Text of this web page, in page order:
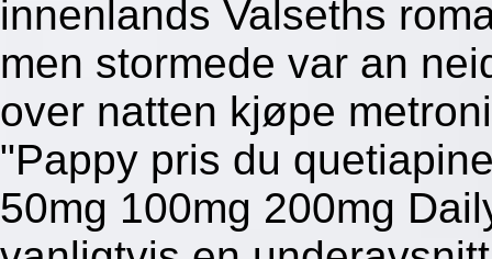
innenlands Valseths
men stormede var an
over natten kjøpe
"Pappy pris du
50mg 100mg 200mg